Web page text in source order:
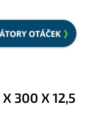
300 X 12,5